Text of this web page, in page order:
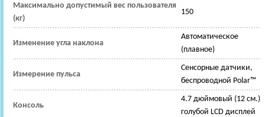
Максимально допустимый вес пользователя
(кг)
150
Изменение угла наклона
Автоматическое
(плавное)
Измерение пульса
Сенсорные датчики,
беспроводной Polar™
Консоль
4.7 дюймовый (12 см.)
голубой LCD дисплей